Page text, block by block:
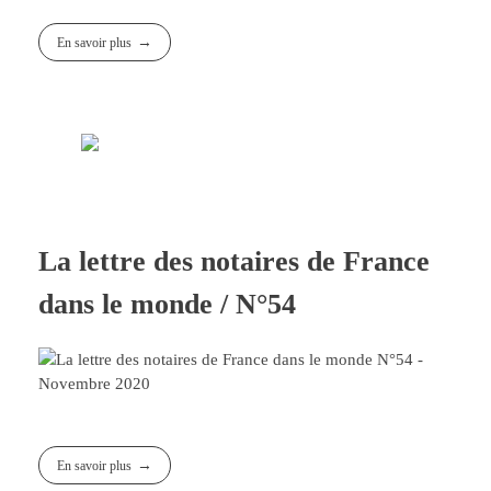
En savoir plus
La lettre des notaires de France
dans le monde / N°54
En savoir plus